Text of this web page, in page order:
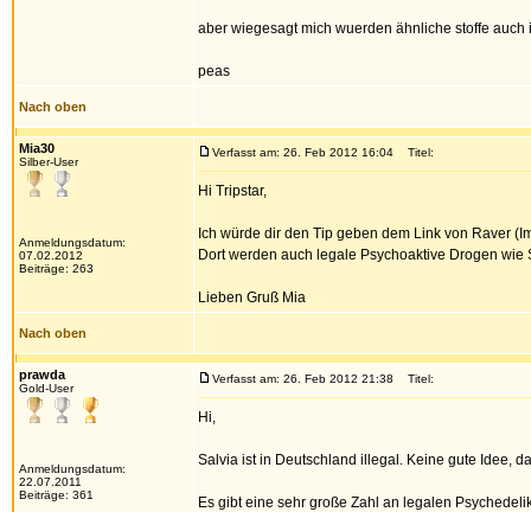
aber wiegesagt mich wuerden ähnliche stoffe
peas
Nach oben
Mia30
Silber-User
Anmeldungsdatum:
07.02.2012
Beiträge: 263
Verfasst am: 26. Feb 2012 16:04 Titel:
Hi Tripstar,
Ich würde dir den Tip geben dem Link von Raver
Dort werden auch legale Psychoaktive Drogen
Lieben Gruß Mia
Nach oben
prawda
Gold-User
Anmeldungsdatum:
22.07.2011
Beiträge: 361
Verfasst am: 26. Feb 2012 21:38 Titel:
Hi,
Salvia ist in Deutschland illegal. Keine gute Idee,
Es gibt eine sehr große Zahl an legalen